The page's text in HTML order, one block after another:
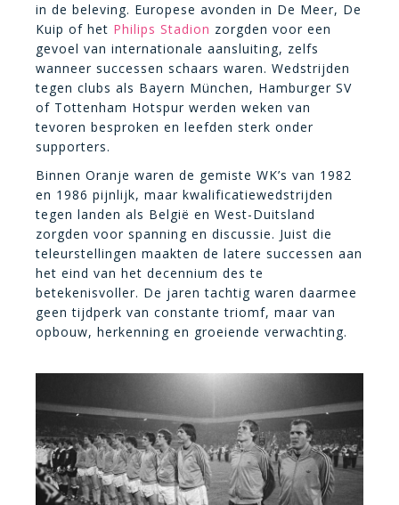
in de beleving. Europese avonden in De Meer, De
Kuip of het Philips Stadion zorgden voor een
gevoel van internationale aansluiting, zelfs
wanneer successen schaars waren. Wedstrijden
tegen clubs als Bayern München, Hamburger SV
of Tottenham Hotspur werden weken van
tevoren besproken en leefden sterk onder
supporters.
Binnen Oranje waren de gemiste WK’s van 1982
en 1986 pijnlijk, maar kwalificatiewedstrijden
tegen landen als België en West-Duitsland
zorgden voor spanning en discussie. Juist die
teleurstellingen maakten de latere successen aan
het eind van het decennium des te
betekenisvoller. De jaren tachtig waren daarmee
geen tijdperk van constante triomf, maar van
opbouw, herkenning en groeiende verwachting.